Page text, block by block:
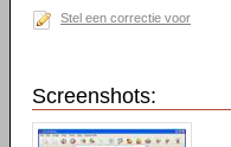
Stel een correctie voor
Screenshots: